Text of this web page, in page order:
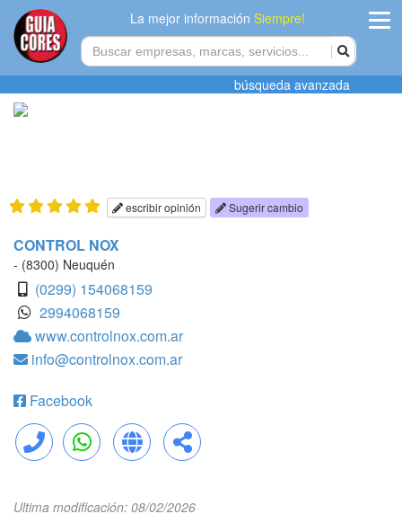
La mejor informaciónSiempre!
Agregar
búsqueda avanzada
escribir opinión Sugerir cambio
CONTROL NOX
- (8300) Neuquén
(0299) 154068159
2994068159
www.controlnox.com.ar
info@controlnox.com.ar
Facebook
Llamar WhatsApp Web Compartir
Ultima modificación: 08/02/2026